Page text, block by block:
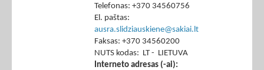
Telefonas: +370 34560756
El. paštas:
ausra.slidziauskiene@sakiai.lt
Faksas: +370 34560200
NUTS kodas: LT - LIETUVA
Interneto adresas (-ai):